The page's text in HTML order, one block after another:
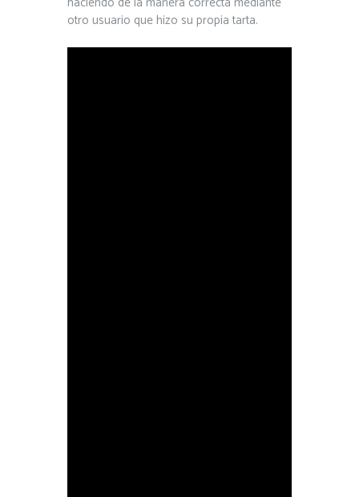
otro usuario que hizo su propia tarta.